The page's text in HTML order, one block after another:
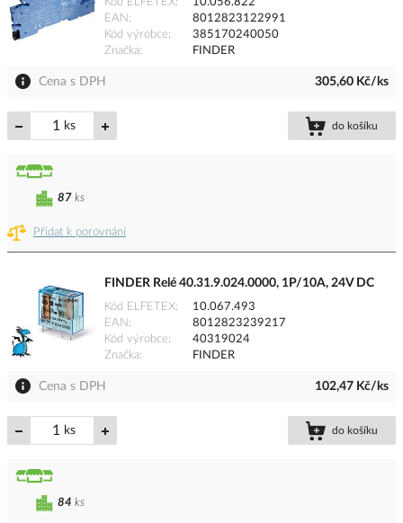
Kód ELFETEX
10.056.822
EAN
8012823122991
Kód výrobce
385170240050
Značka
FINDER
Cena s DPH 305,60 Kč/ks
ks do košíku
Přidat k porovnání
87 ks
FINDER Relé 40.31.9.024.0000, 1P/10A, 24V DC
Kód ELFETEX
10.067.493
EAN
8012823239217
Kód výrobce
40319024
Značka
FINDER
Cena s DPH 102,47 Kč/ks
ks do košíku
84 ks